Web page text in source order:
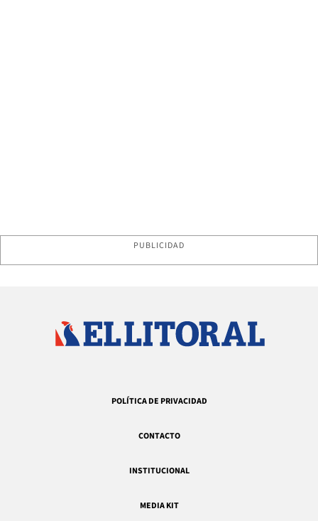
PUBLICIDAD
POLÍTICA DE PRIVACIDAD
CONTACTO
INSTITUCIONAL
MEDIA KIT